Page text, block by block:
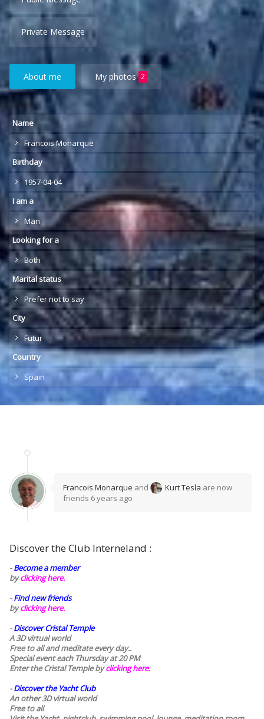
Private Message
About me My photos 2
Name
Francois Monarque
Birthday
1957-04-04
I am a
Man
Looking for a
Both
Marital status
Prefer not to say
City
Futur
Country
Spain
Francois Monarque and Kurt Tesla are now
friends 6 years ago
Discover the Club Interneland :
-Become a member
byclicking here.
-Find new friends
byclicking here.
-Discover Cristal Temple
A 3D virtual world
Free to all and meditate every day..
Special event each Thursday at 20 PM
Enter the Cristal Temple byclicking here.
-Discover the Yacht Club
An other 3D virtual world
Free to all